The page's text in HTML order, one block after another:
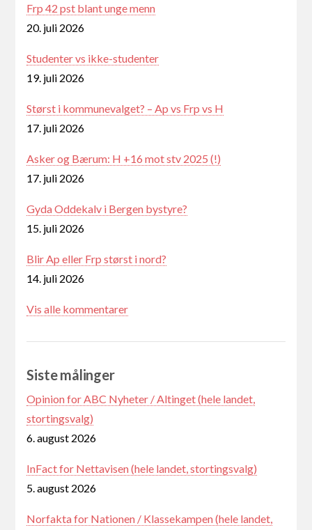
Frp 42 pst blant unge menn
20. juli 2026
Studenter vs ikke-studenter
19. juli 2026
Størst i kommunevalget? – Ap vs Frp vs H
17. juli 2026
Asker og Bærum: H +16 mot stv 2025 (!)
17. juli 2026
Gyda Oddekalv i Bergen bystyre?
15. juli 2026
Blir Ap eller Frp størst i nord?
14. juli 2026
Vis alle kommentarer
Siste målinger
Opinion for ABC Nyheter / Altinget (hele landet,
stortingsvalg)
6. august 2026
InFact for Nettavisen (hele landet, stortingsvalg)
5. august 2026
Norfakta for Nationen / Klassekampen (hele landet,